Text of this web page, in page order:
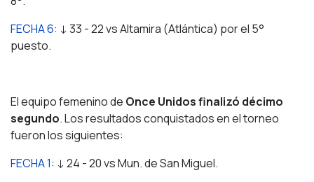
FECHA 6: ↓ 33 - 22 vs Altamira (Atlántica) por el 5°
puesto.
El equipo femenino de Once Unidos finalizó décimo
segundo. Los resultados conquistados en el torneo
fueron los siguientes:
FECHA 1: ↓ 24 - 20 vs Mun. de San Miguel.